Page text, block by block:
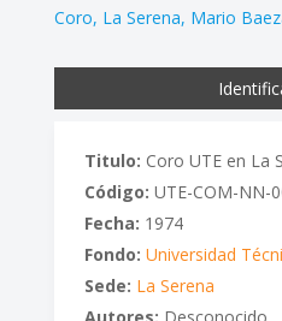
Coro La Serena Mario
Titulo: Coro UTE en La
Código: UTE-COM-NN-
Fecha: 1974
Fondo: Universidad
Sede: La Serena